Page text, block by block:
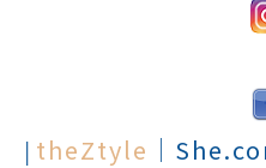
theZtyle │